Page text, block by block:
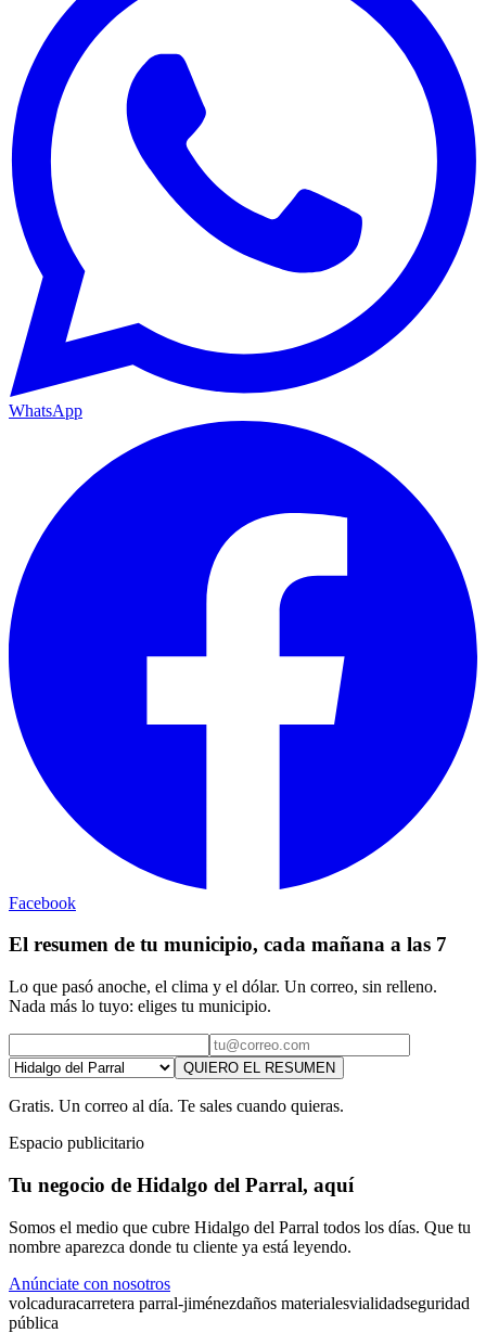
WhatsApp
Facebook
El resumen de tu municipio, cada mañana a las 7
Lo que pasó anoche, el clima y el dólar. Un correo, sin relleno.
Nada más lo tuyo: eliges tu municipio.
QUIERO EL RESUMEN
Gratis. Un correo al día. Te sales cuando quieras.
Espacio publicitario
Tu negocio de Hidalgo del Parral, aquí
Somos el medio que cubre Hidalgo del Parral todos los días. Que tu
nombre aparezca donde tu cliente ya está leyendo.
Anúnciate con nosotros
volcaduracarretera parral-jiménezdaños materialesvialidadseguridad
pública